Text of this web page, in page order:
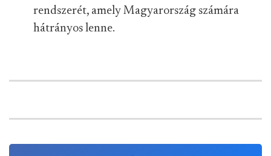
rendszerét, amely Magyarország számára
hátrányos lenne.